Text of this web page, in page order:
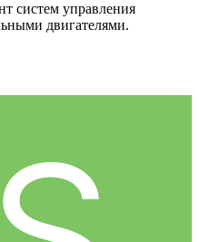
систем управления
двигателями.